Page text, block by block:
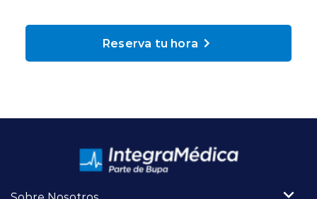
Reserva de Horas
Mi Portal Bupa
Reserva tu hora